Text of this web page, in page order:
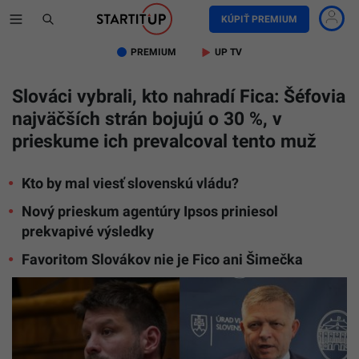
KÚPIŤ PREMIUM
PREMIUM UP TV
Slováci vybrali, kto nahradí Fica: Šéfovia
najväčších strán bojujú o 30 %, v
prieskume ich prevalcoval tento muž
Kto by mal viesť slovenskú vládu?
Nový prieskum agentúry Ipsos priniesol
prekvapivé výsledky
Favoritom Slovákov nie je Fico ani Šimečka